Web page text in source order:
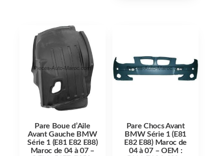
Pare Boue d’Aile
Avant Gauche BMW
Série 1 (E81 E82 E88)
Maroc de 04 à 07 –
Pare Chocs Avant
BMW Série 1 (E81
E82 E88) Maroc de
04 à 07 – OEM :